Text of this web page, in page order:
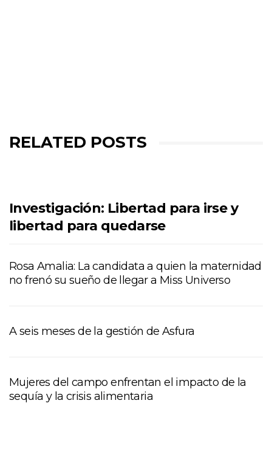
RELATED POSTS
Investigación: Libertad para irse y
libertad para quedarse
Rosa Amalia: La candidata a quien la maternidad
no frenó su sueño de llegar a Miss Universo
A seis meses de la gestión de Asfura
Mujeres del campo enfrentan el impacto de la
sequía y la crisis alimentaria